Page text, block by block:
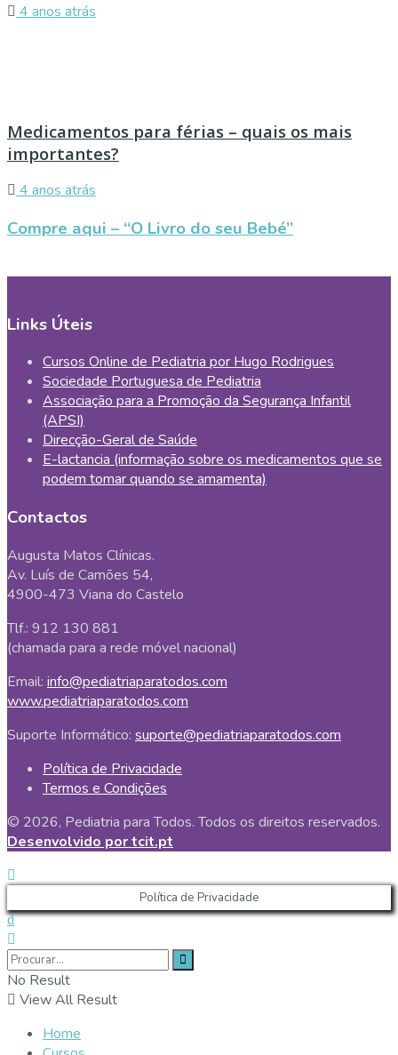
4 anos atrás
Medicamentos para férias – quais os mais
importantes?
4 anos atrás
Compre aqui – “O Livro do seu Bebé”
Links Úteis
Cursos Online de Pediatria por Hugo Rodrigues
Sociedade Portuguesa de Pediatria
Associação para a Promoção da Segurança Infantil
(APSI)
Direcção-Geral de Saúde
E-lactancia (informação sobre os medicamentos que se
podem tomar quando se amamenta)
Contactos
Augusta Matos Clínicas.
Av. Luís de Camões 54,
4900-473 Viana do Castelo
Tlf.: 912 130 881
(chamada para a rede móvel nacional)
Email: info@pediatriaparatodos.com
www.pediatriaparatodos.com
Suporte Informático: suporte@pediatriaparatodos.com
Política de Privacidade
Termos e Condições
© 2026, Pediatria para Todos. Todos os direitos reservados.
Desenvolvido por tcit.pt
Política de Privacidade
No Result
View All Result
Home